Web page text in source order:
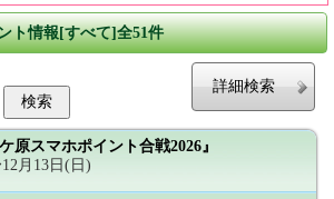
ント情報[すべて]全51件
詳細検索
原スマホポイント合戦2026』
月13日(日)